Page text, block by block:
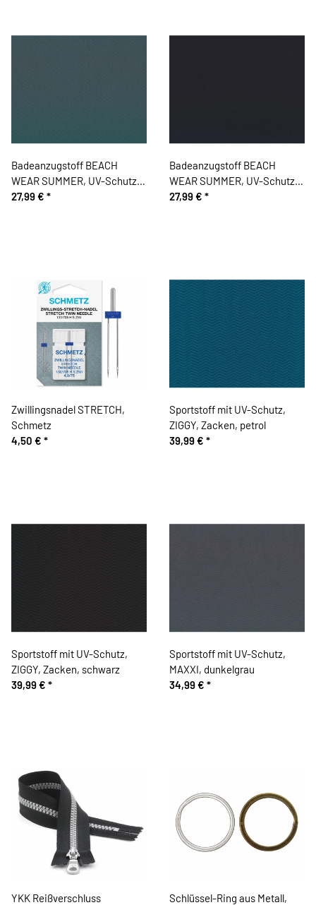
Badeanzugstoff BEACH
WEAR SUMMER, UV-Schutz,
dunkelgrün
27,99 € *
Badeanzugstoff BEACH
WEAR SUMMER, UV-Schutz,
schwarz
27,99 € *
Zwillingsnadel STRETCH,
Schmetz
4,50 € *
Sportstoff mit UV-Schutz,
ZIGGY, Zacken, petrol
39,99 € *
Sportstoff mit UV-Schutz,
ZIGGY, Zacken, schwarz
39,99 € *
Sportstoff mit UV-Schutz,
MAXXI, dunkelgrau
34,99 € *
YKK Reißverschluss
Schlüssel-Ring aus Metall,